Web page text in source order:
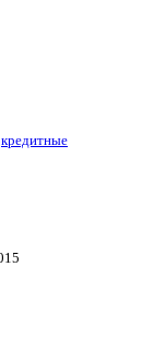
кредитные